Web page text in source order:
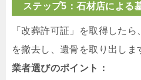
ステップ5：石材店による
「改葬許可証」を取得した
を撤去し、遺骨を取り出しま
業者選びのポイント：